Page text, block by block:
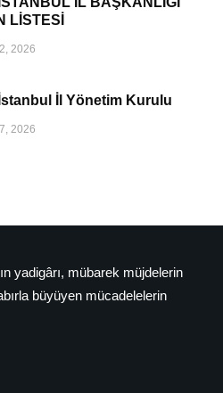
LİSTESİ
2026
İl Yönetim Kurulu
2026
yadigârı, mübarek müjdelerin
büyüyen mücadelelerin